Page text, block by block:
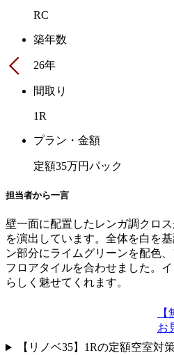
RC
築年数
26年
間取り
1R
プラン・金額
定額35万円パック
担当者から一言
壁一面に配置したレンガ調クロ
を演出しています。全体を白を
ン部分にライムグリーンを配色
フロアタイルを合わせました。
らしく魅せてくれます。
お
【リノベ35】1Rの定額空室対